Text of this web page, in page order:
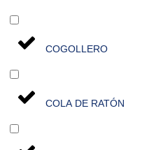
COGOLLERO
COLA DE RATÓN